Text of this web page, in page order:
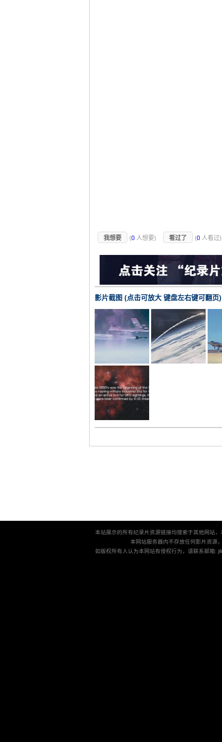
我想要 (0 人想要) 看过了 (0 人看过
影片截图 (点击可放大 键盘左右键可翻页)
本站展示的所有纪录片资源链接均搜索于其他网站
本网站服务器内不存放任何影片资源
如版权所有人认为本网站有侵权行为，请联系邮箱: